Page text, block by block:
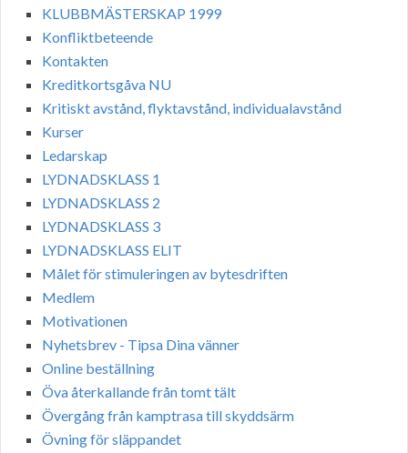
KLUBBMÄSTERSKAP 1999
Konfliktbeteende
Kontakten
Kreditkortsgåva NU
Kritiskt avstånd, flyktavstånd, individualavstånd
Kurser
Ledarskap
LYDNADSKLASS 1
LYDNADSKLASS 2
LYDNADSKLASS 3
LYDNADSKLASS ELIT
Målet för stimuleringen av bytesdriften
Medlem
Motivationen
Nyhetsbrev - Tipsa Dina vänner
Online beställning
Öva återkallande från tomt tält
Övergång från kamptrasa till skyddsärm
Övning för släppandet